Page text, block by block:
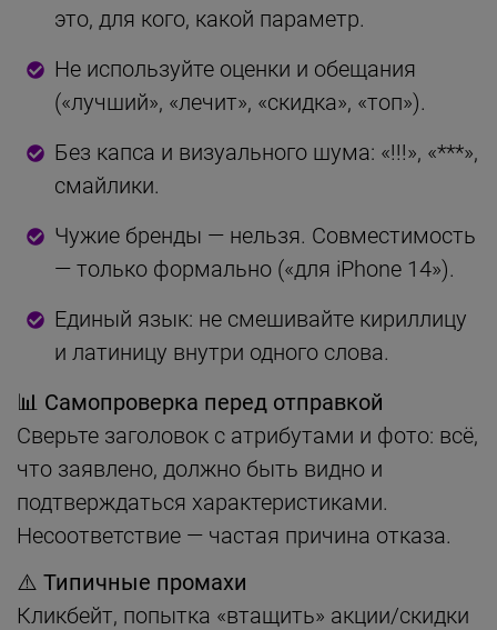
это, для кого, какой параметр.
Не используйте оценки и обещания
(«лучший», «лечит», «скидка», «топ»).
Без капса и визуального шума: «!!!», «***»,
смайлики.
Чужие бренды — нельзя. Совместимость
— только формально («для iPhone 14»).
Единый язык: не смешивайте кириллицу
и латиницу внутри одного слова.
📊 Самопроверка перед отправкой
Сверьте заголовок с атрибутами и фото: всё,
что заявлено, должно быть видно и
подтверждаться характеристиками.
Несоответствие — частая причина отказа.
⚠️ Типичные промахи
Кликбейт, попытка «втащить» акции/скидки